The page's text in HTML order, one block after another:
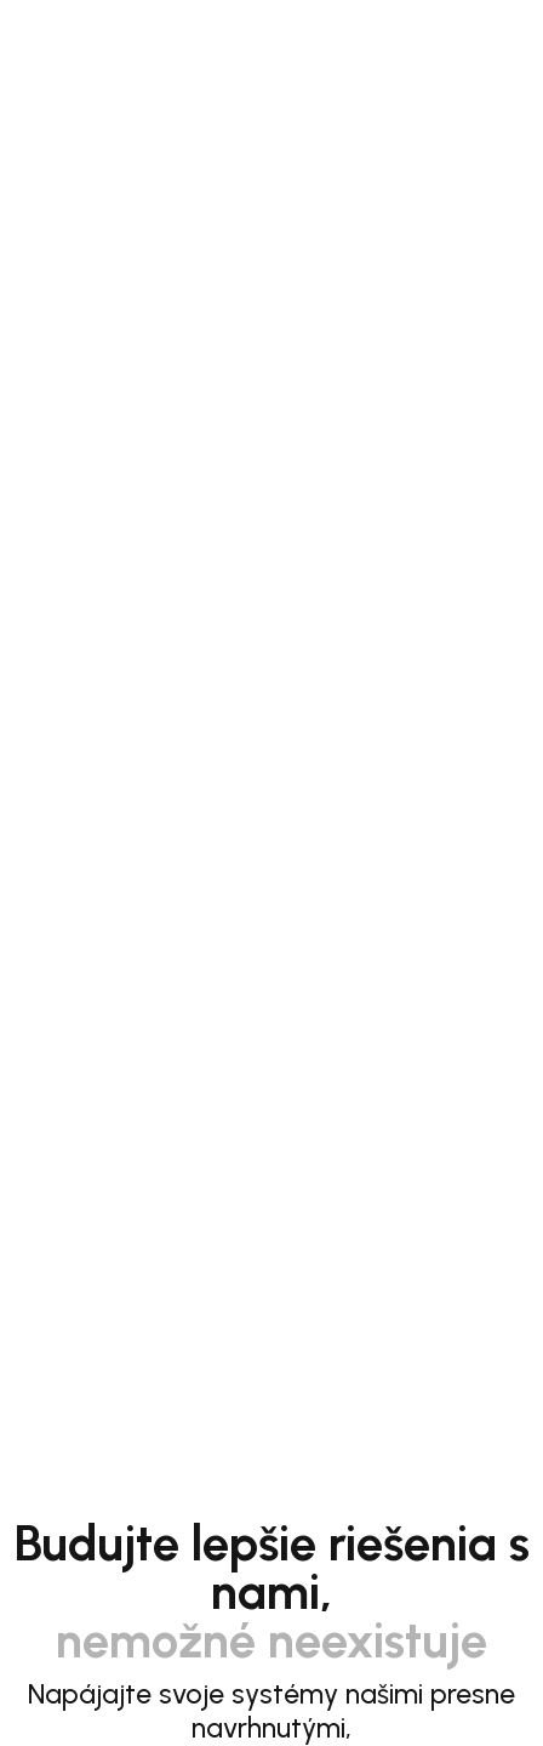
Budujte lepšie riešenia s
nami,
nemožné neexistuje
Napájajte svoje systémy našimi presne
navrhnutými,